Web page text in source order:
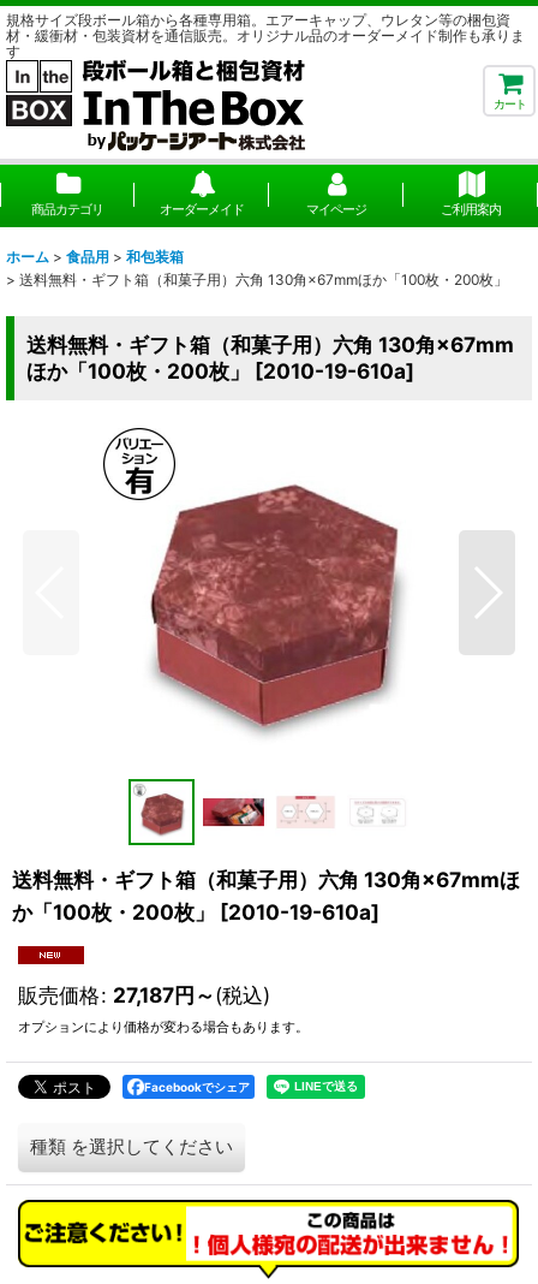
規格サイズ段ボール箱から各種専用箱。エアーキャップ、ウレタン等の梱包資
材・緩衝材・包装資材を通信販売。オリジナル品のオーダーメイド制作も承りま
す
カート
商品カテゴリ オーダーメイド マイページ ご利用案内
ホーム > 食品用 > 和包装箱
> 送料無料・ギフト箱（和菓子用）六角 130角×67mmほか「100枚・200枚」
送料無料・ギフト箱（和菓子用）六角 130角×67mm
ほか「100枚・200枚」
[2010-19-610a]
送料無料・ギフト箱（和菓子用）六角 130角×67mmほ
か「100枚・200枚」
[2010-19-610a]
販売価格: 27,187円～(税込)
オプションにより価格が変わる場合もあります。
Facebookでシェア
種類 を選択してください